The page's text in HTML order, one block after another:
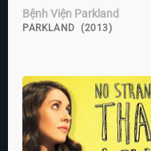
Bệnh Viện Parkland
PARKLAND (2013)